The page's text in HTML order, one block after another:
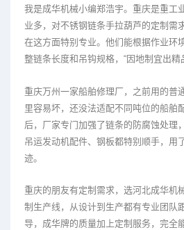
我是成华机械小编郑浩宇。重庆是重工
业多，对不锈钢链条手拉葫芦的定制需
在这方面特别专业。他们能根据作业环
整链条长度和吊钩规格，“因地制宜出精
重庆万州一家船舶修理厂，之前用的普
里容易坏，还没法适配不同吨位的船舶
后，厂家专门加强了链条的防腐蚀处理
吊运发动机配件、钢板都特别顺手，用
迹。
重庆的朋友有定制需求，选河北成华机
制生产线，从设计到生产都有专业团队
导，成华牌的质量加上定制服务，完全